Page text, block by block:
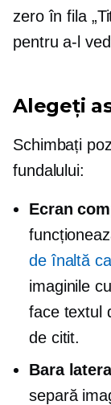
zero în fila
pentru a-l
Alegeți
Schimbați
fundalului:
Ecran
de înaltă
imaginile
face textul
de citit.
Bara
separă